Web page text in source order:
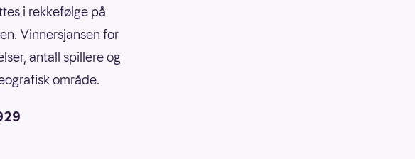
i rekkefølge på
Vinnersjansen for
antall spillere og
område.